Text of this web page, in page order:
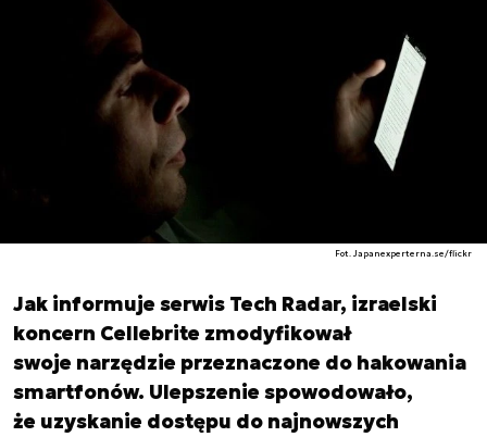
Fot. Japanexperterna.se/flickr
Jak informuje serwis Tech Radar, izraelski
koncern Cellebrite zmodyfikował
swoje narzędzie przeznaczone do hakowania
smartfonów. Ulepszenie spowodowało,
że uzyskanie dostępu do najnowszych